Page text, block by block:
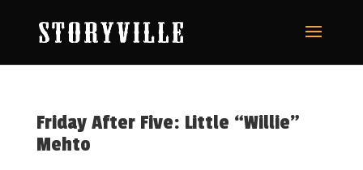
Friday After Five: Little “Willie”
Mehto